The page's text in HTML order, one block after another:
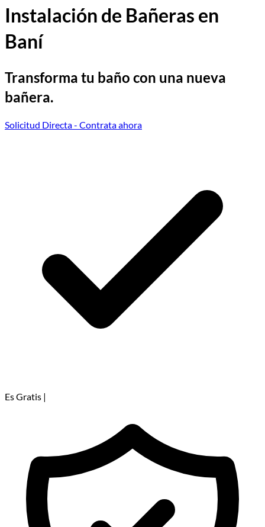
Instalación de Bañeras en
Baní
Transforma tu baño con una nueva
bañera.
Solicitud Directa- Contrata ahora
Es Gratis |